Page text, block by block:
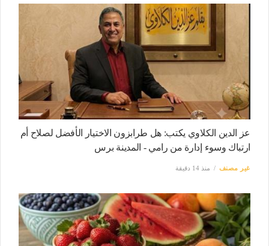
عز الدين الكلاوي يكتب: هل طرابزون الاختيار الأفضل لصلاح أم
ارتباك وسوء إدارة من رامي - المدينة برس
غير مصنف منذ 14 دقيقة